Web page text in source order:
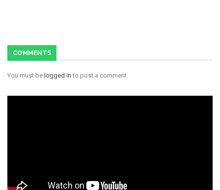
COMMENTS
You must be logged in to post a comment.